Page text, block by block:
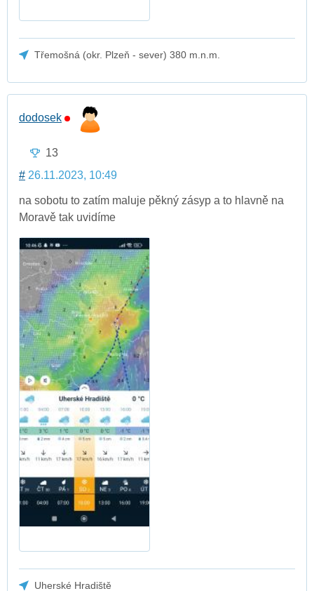
Třemošná (okr. Plzeň - sever) 380 m.n.m.
dodosek
13
# 26.11.2023, 10:49
na sobotu to zatím maluje pěkný zásyp a to hlavně na
Moravě tak uvidíme
Uherské Hradiště